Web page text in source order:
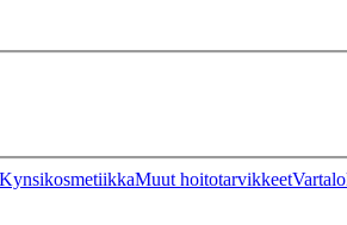
KynsikosmetiikkaMuut hoitotarvikkeet